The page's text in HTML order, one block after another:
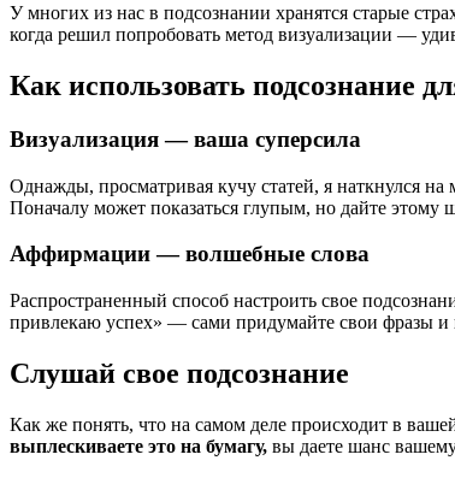
У многих из нас в подсознании хранятся старые
когда решил попробовать метод визуализации —
Как использовать подсознание
Визуализация — ваша суперсила
Однажды, просматривая кучу статей, я наткнулся на
Поначалу может показаться глупым, но дайте этому
Аффирмации — волшебные слова
Распространенный способ настроить свое
привлекаю успех» — сами придумайте свои фразы и
Слушай свое подсознание
Как же понять, что на самом деле происходит в
выплескиваете это на бумагу, вы даете шанс